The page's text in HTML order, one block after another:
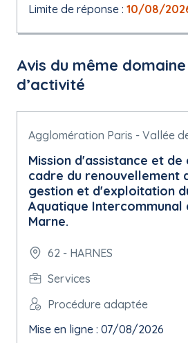
Limite de réponse : 10/08/
Avis du même domaine
d’activité
Agglomération Paris - Vallée
Mission d'assistance et de
cadre du renouvellement
gestion et d'exploitation
Aquatique Intercommunal
Marne.
62 - HARNES
Services
Procédure adaptée
Mise en ligne : 07/08/2026